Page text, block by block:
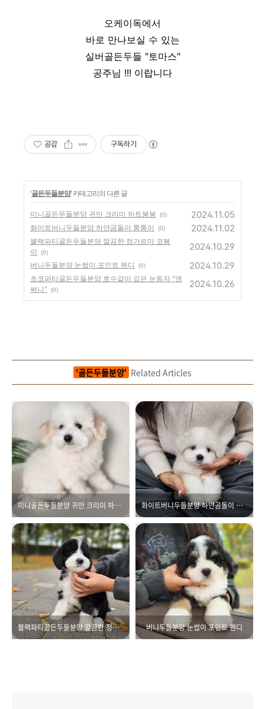
오케이독에서
바로 만나보실 수 있는
실버골든두들 "토마스"
공주님 !!! 이랍니다
공감 구독하기
'골든두들분양' 카테고리의 다른 글
미니골든두들분양 귀만 크리미 하트봉봉 (0) 2024.11.05
화이트버니두들분양 하얀곰돌이 퉁퉁이 (0) 2024.11.02
블랙파티골든두들분양 깔끔한 정가르마 코봉
이
(0)
2024.10.29
버니두들분양 눈썹이 포인트 펜디 (0) 2024.10.29
초코파티골든두들분양 호수같이 깊은 눈동자 "앤
써니"
(0)
2024.10.26
'골든두들분양' Related Articles
미니골든두들분양 귀만 크리미 하트봉봉 화이트버니두들분양 하얀곰돌이 퉁퉁이
블랙파티골든두들분양 깔끔한 정가르마 코봉이 버니두들분양 눈썹이 포인트 펜디